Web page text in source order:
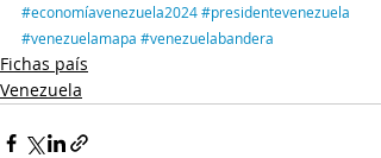
#economíavenezuela2024 #presidentevenezuela
#venezuelamapa #venezuelabandera
Fichas país
Venezuela